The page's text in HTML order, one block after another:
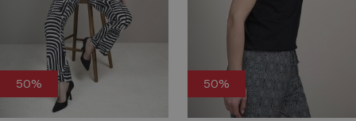
50% 50%